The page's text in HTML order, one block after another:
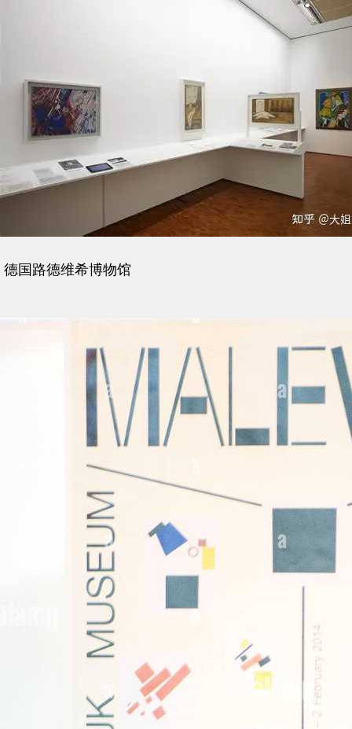
德国路德维希博物馆